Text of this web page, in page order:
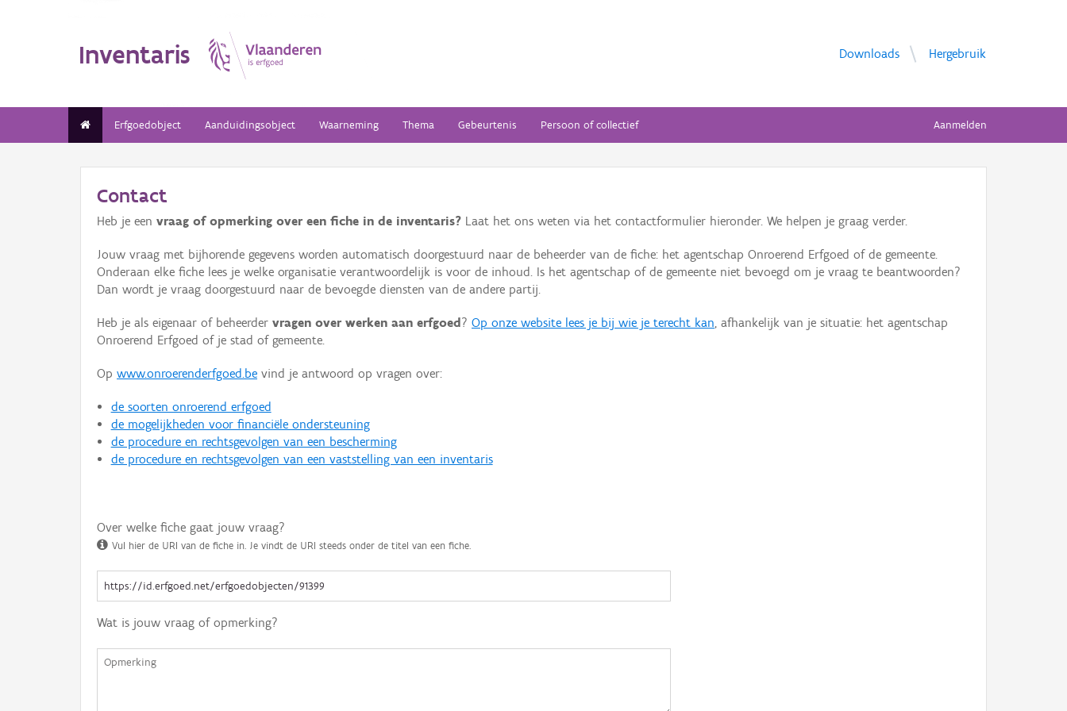
Inventaris Downloads Hergebruik
Erfgoedobject Aanduidingsobject Waarneming Thema Gebeurtenis Persoon of collectief Aanmelden
Contact
Heb je een vraag of opmerking over een fiche in de inventaris? Laat het ons weten via het contactformulier hieronder. We helpen je graag verder.
Jouw vraag met bijhorende gegevens worden automatisch doorgestuurd naar de beheerder van de fiche: het agentschap Onroerend Erfgoed of de gemeente.
Onderaan elke fiche lees je welke organisatie verantwoordelijk is voor de inhoud. Is het agentschap of de gemeente niet bevoegd om je vraag te beantwoorden?
Dan wordt je vraag doorgestuurd naar de bevoegde diensten van de andere partij.
Heb je als eigenaar of beheerder vragen over werken aan erfgoed ? Op onze website lees je bij wie je terecht kan, afhankelijk van je situatie: het agentschap
Onroerend Erfgoed of je stad of gemeente.
Op www.onroerenderfgoed.be vind je antwoord op vragen over:
de soorten onroerend erfgoed
de mogelijkheden voor financiële ondersteuning
de procedure en rechtsgevolgen van een bescherming
de procedure en rechtsgevolgen van een vaststelling van een inventaris
Over welke fiche gaat jouw vraag?
Vul hier de URI van de fiche in. Je vindt de URI steeds onder de titel van een fiche.
Wat is jouw vraag of opmerking?